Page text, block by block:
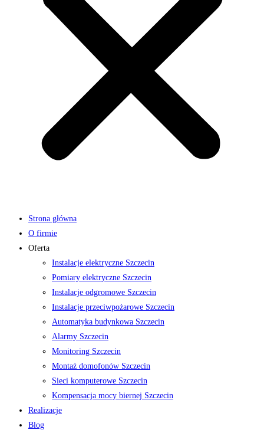
Strona główna
O firmie
Oferta
Instalacje elektryczne Szczecin
Pomiary elektryczne Szczecin
Instalacje odgromowe Szczecin
Instalacje przeciwpożarowe Szczecin
Automatyka budynkowa Szczecin
Alarmy Szczecin
Monitoring Szczecin
Montaż domofonów Szczecin
Sieci komputerowe Szczecin
Kompensacja mocy biernej Szczecin
Realizacje
Blog